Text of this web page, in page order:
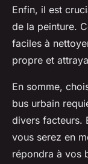
Enfin, il est
de la peinture.
faciles à
propre et
En somme,
bus urbain
divers facteurs.
vous serez en
répondra à vos